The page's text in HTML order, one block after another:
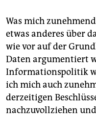
Was mich
etwas anderes über
wie vor auf der
Daten argumentiert
Informationspolitik
ich mich auch
derzeitigen
nachzuvollziehen